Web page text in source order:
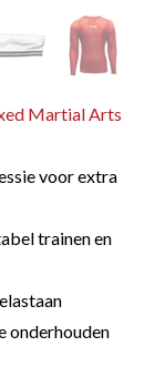
Martial Arts
voor extra
trainen en
onderhouden